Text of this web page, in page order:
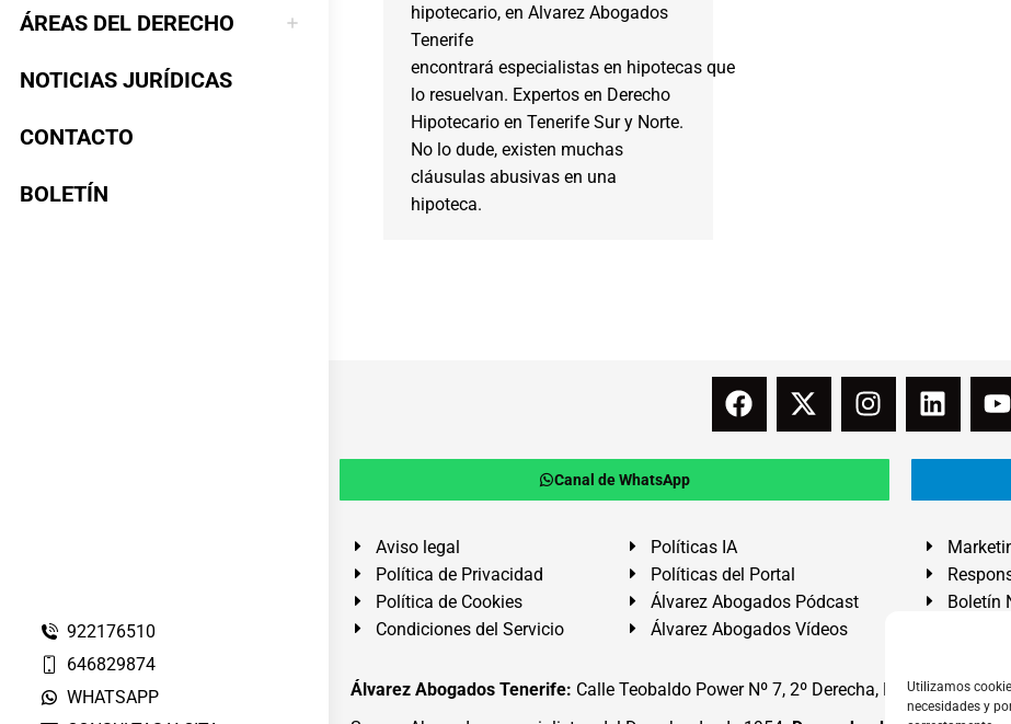
Utilizamos
necesidades y
ÁREAS DEL DERECHO
NOTICIAS JURÍDICAS
CONTACTO
BOLETÍN
922176510
646829874
WHATSAPP
hipotecario, en Alvarez Abogados
Tenerife
encontrará especialistas en hipotecas que
lo resuelvan. Expertos en Derecho
Hipotecario en Tenerife Sur y Norte.
No lo dude, existen muchas
cláusulas abusivas en una
hipoteca.
Canal de WhatsApp
Aviso legal
Política de Privacidad
Política de Cookies
Condiciones del Servicio
Políticas IA
Políticas del Portal
Álvarez Abogados Pódcast
Álvarez Abogados Vídeos
Boletín
Álvarez Abogados Tenerife: Calle Teobaldo Power Nº 7, 2º Derecha, El Médano,